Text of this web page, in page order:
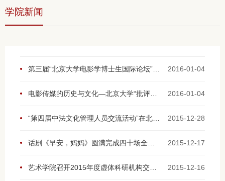
学院新闻
2016-01-04
第三届“北京大学电影学博士生国际论坛”在我院举办
2016-01-04
电影传媒的历史与文化—北京大学“批评家周末”文艺沙龙之十九
2015-12-28
“第四届中法文化管理人员交流活动”在北京大学开幕
2015-12-17
话剧《早安，妈妈》圆满完成四十场全国巡演
2015-12-16
艺术学院召开2015年度虚体科研机构交流会